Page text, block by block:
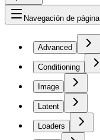
Navegación de página
Advanced
Conditioning
Image
Latent
Loaders